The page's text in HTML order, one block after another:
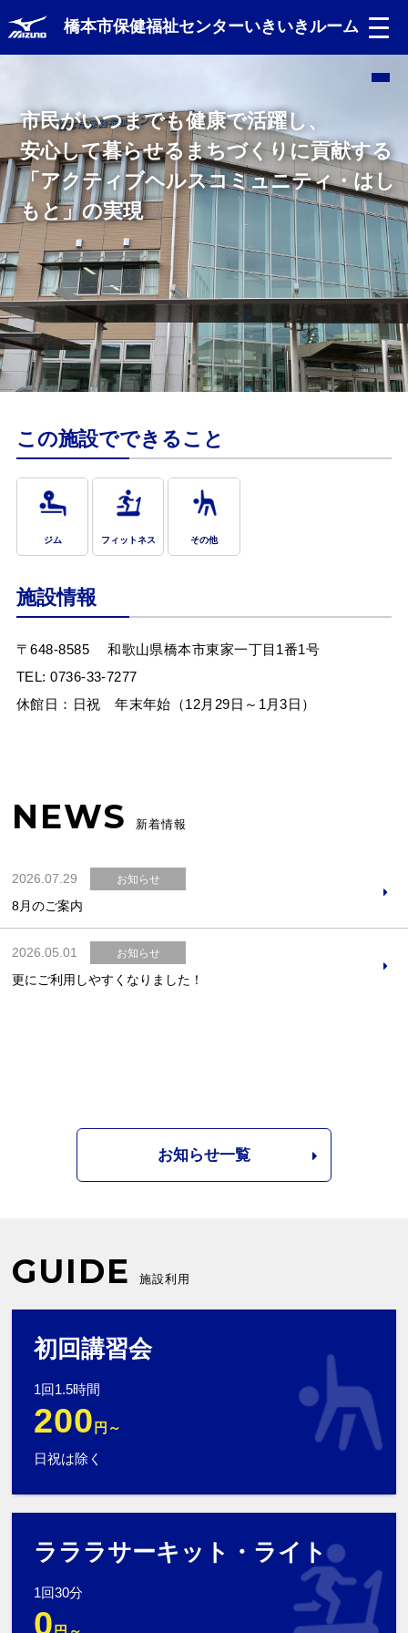
橋本市保健福祉センターいきいきルーム
市民がいつまでも健康で活躍し、
安心して暮らせるまちづくりに貢献する
「アクティブヘルスコミュニティ・はし
もと」の実現
この施設でできること
ジム フィットネス その他
施設情報
〒648-8585
和歌山県橋本市東家一丁目1番1号
TEL:0736-33-7277
休館日：日祝 年末年始（12月29日～1月3日）
NEWS 新着情報
2026.07.29 お知らせ
8月のご案内
2026.05.01 お知らせ
更にご利用しやすくなりました！
お知らせ一覧
GUIDE 施設利用
初回講習会
1回1.5時間
200 円～
日祝は除く
ラララサーキット・ライト
1回30分
0